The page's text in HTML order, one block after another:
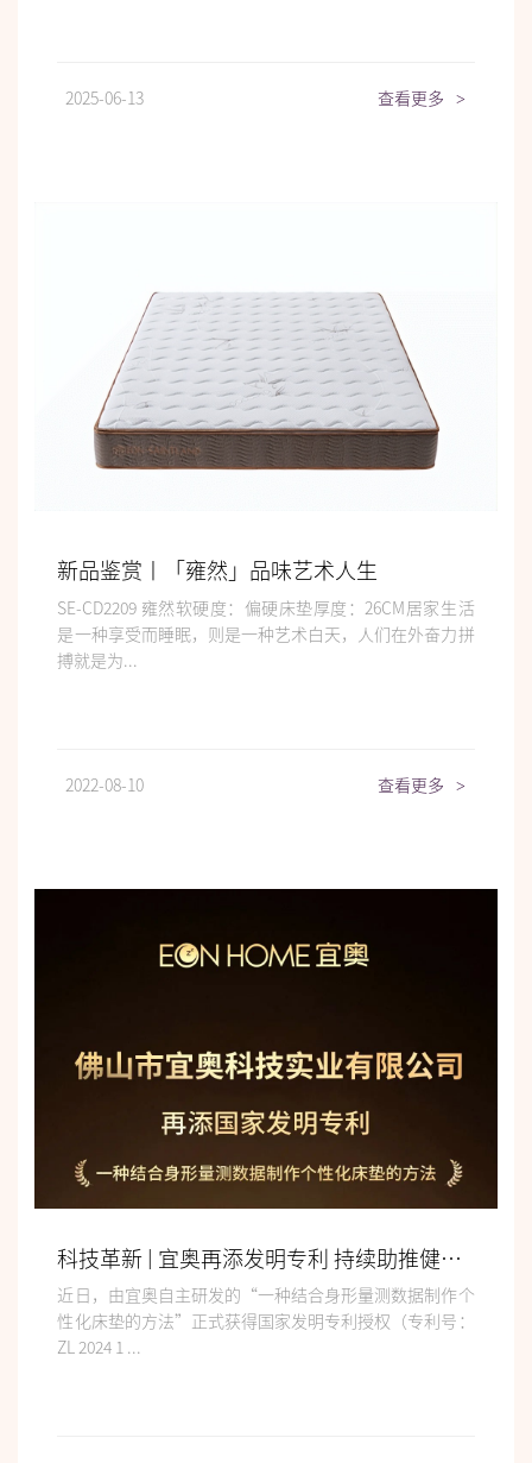
2025-06-13 查看更多 >
新品鉴赏丨「雍然」品味艺术人生
SE-CD2209 雍然软硬度：偏硬床垫厚度：26CM居家生活
是一种享受而睡眠，则是一种艺术白天，人们在外奋力拼
搏就是为...
2022-08-10 查看更多 >
科技革新 | 宜奥再添发明专利 持续助推健康好睡眠
近日，由宜奥自主研发的“一种结合身形量测数据制作个
性化床垫的方法”正式获得国家发明专利授权（专利号：
ZL 2024 1 ...